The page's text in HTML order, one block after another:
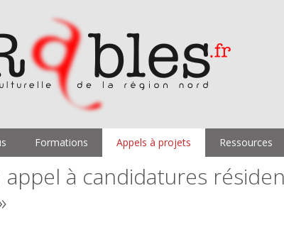
Formations Appels à projets Ressources
appel à candidatures